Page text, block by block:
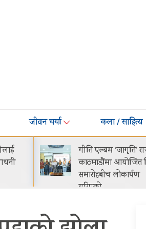
जीवन चर्या कला / साहित्य
नेपालमा प्रोटोन इ.मास ५
सार्वजनिक सुरुवाती
२९.९९ लाख